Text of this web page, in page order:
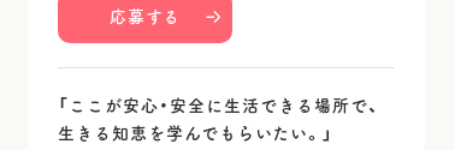
応募する
「ここが安心・安全に生活できる場所で、
生きる知恵を学んでもらいたい。」